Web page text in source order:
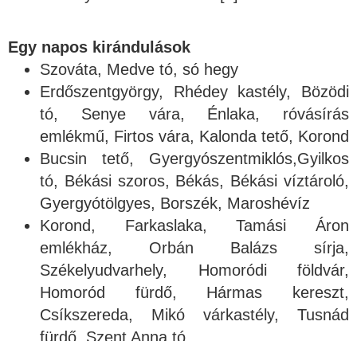
Egy napos kirándulások
Szováta, Medve tó, só hegy
Erdőszentgyörgy, Rhédey kastély, Bözödi
tó, Senye vára, Énlaka, róvásírás
emlékmű, Firtos vára, Kalonda tető, Korond
Bucsin tető, Gyergyószentmiklós,Gyilkos
tó, Békási szoros, Békás, Békási víztároló,
Gyergyótölgyes, Borszék, Maroshévíz
Korond, Farkaslaka, Tamási Áron
emlékház, Orbán Balázs sírja,
Székelyudvarhely, Homoródi földvár,
Homoród fürdő, Hármas kereszt,
Csíkszereda, Mikó várkastély, Tusnád
fürdő, Szent Anna tó.